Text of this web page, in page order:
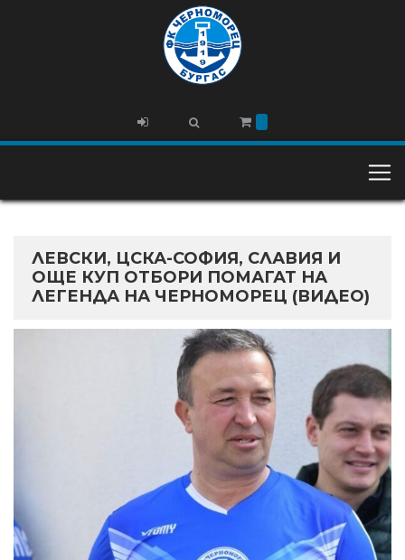
ЛЕВСКИ, ЦСКА-СОФИЯ, СЛАВИЯ И
ОЩЕ КУП ОТБОРИ ПОМАГАТ НА
ЛЕГЕНДА НА ЧЕРНОМОРЕЦ (ВИДЕО)